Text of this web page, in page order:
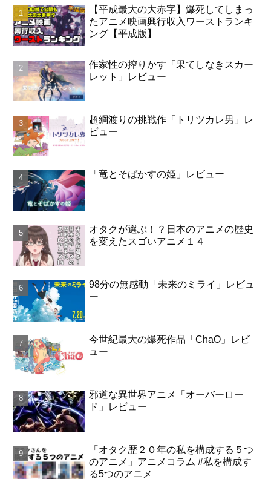
【平成最大の大赤字】爆死してしまっ
たアニメ映画興行収入ワーストランキ
ング【平成版】
作家性の搾りかす「果てしなきスカー
レット」レビュー
超綱渡りの挑戦作「トリツカレ男」レ
ビュー
「竜とそばかすの姫」レビュー
オタクが選ぶ！？日本のアニメの歴史
を変えたスゴいアニメ１４
98分の無感動「未来のミライ」レビュ
ー
今世紀最大の爆死作品「ChaO」レビ
ュー
邪道な異世界アニメ「オーバーロー
ド」レビュー
「オタク歴２０年の私を構成する５つ
のアニメ」アニメコラム #私を構成す
る5つのアニメ